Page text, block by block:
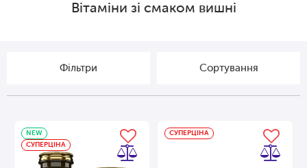
Вітаміни зі смаком вишні
Фільтри Сортування
NEW
СУПЕРЦІНА
СУПЕРЦІНА